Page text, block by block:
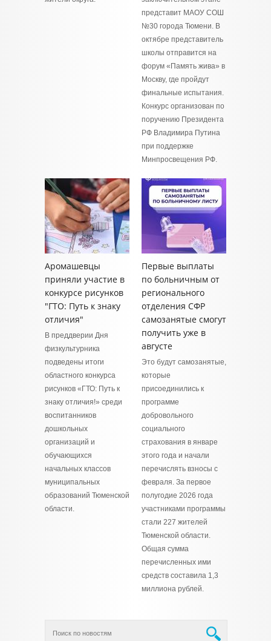
представит МАОУ СОШ
№30 города Тюмени. В
октябре представитель
школы отправится на
форум «Память жива» в
Москву, где пройдут
финальные испытания.
Конкурс организован по
поручению Президента
РФ Владимира Путина
при поддержке
Минпросвещения РФ.
Аромашевцы
приняли участие в
конкурсе рисунков
"ГТО: Путь к знаку
отличия"
В преддверии Дня
физкультурника
подведены итоги
областного конкурса
рисунков «ГТО: Путь к
знаку отличия!» среди
воспитанников
дошкольных
организаций и
обучающихся
начальных классов
муниципальных
образований Тюменской
области.
Первые выплаты
по больничным от
регионального
отделения СФР
самозанятые смогут
получить уже в
августе
Это будут самозанятые,
которые
присоединились к
программе
добровольного
социального
страхования в январе
этого года и начали
перечислять взносы с
февраля. За первое
полугодие 2026 года
участниками программы
стали 227 жителей
Тюменской области.
Общая сумма
перечисленных ими
средств составила 1,3
миллиона рублей.